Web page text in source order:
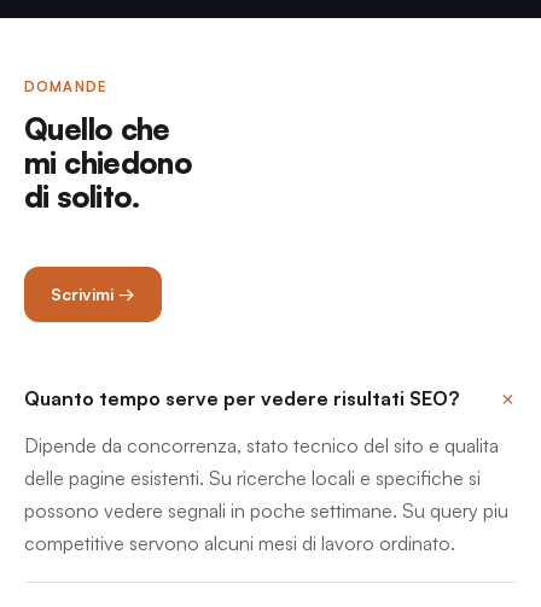
DOMANDE
Quello che
mi chiedono
di solito.
Scrivimi →
Quanto tempo serve per vedere risultati SEO?
Dipende da concorrenza, stato tecnico del sito e qualita
delle pagine esistenti. Su ricerche locali e specifiche si
possono vedere segnali in poche settimane. Su query piu
competitive servono alcuni mesi di lavoro ordinato.